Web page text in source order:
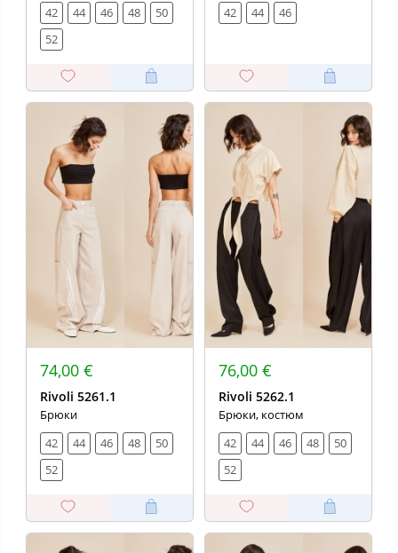
42
44 46 48
50
52
42
44 46
74,00 €
Rivoli 5261.1
Брюки
42
44 46 48
50
52
76,00 €
Rivoli 5262.1
Брюки, костюм
42
44 46 48
50
52